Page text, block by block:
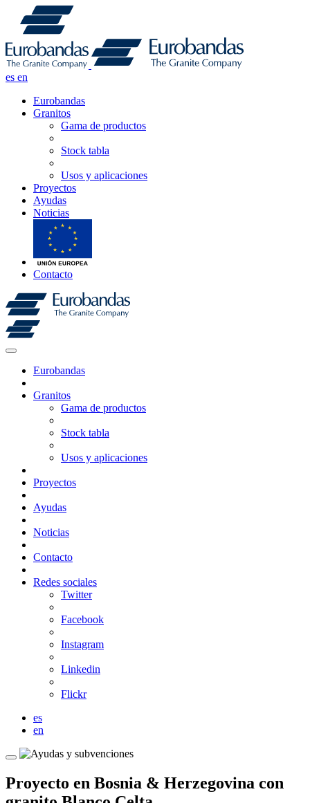
es en
Eurobandas
Granitos
Gama de productos
Stock tabla
Usos y aplicaciones
Proyectos
Ayudas
Noticias
Contacto
Eurobandas
Granitos
Gama de productos
Stock tabla
Usos y aplicaciones
Proyectos
Ayudas
Noticias
Contacto
Redes sociales
Twitter
Facebook
Instagram
Linkedin
Flickr
es
en
Proyecto en Bosnia & Herzegovina con